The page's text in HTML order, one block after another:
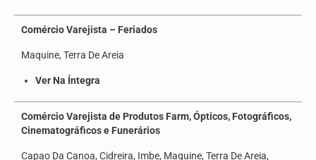
Comércio Varejista – Feriados
Maquine, Terra De Areia
Ver Na Íntegra
Comércio Varejista de Produtos Farm, Ópticos, Fotográficos,
Cinematográficos e Funerários
Capao Da Canoa, Cidreira, Imbe, Maquine, Terra De Areia,